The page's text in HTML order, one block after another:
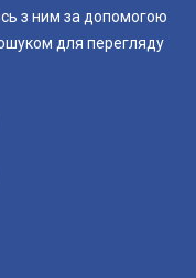
з ним за допомогою
для перегляду